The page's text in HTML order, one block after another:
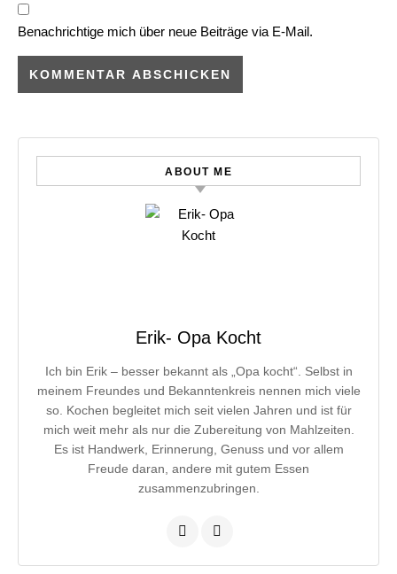
Benachrichtige mich über neue Beiträge via E-Mail.
ABOUT ME
Erik- Opa Kocht
Ich bin Erik – besser bekannt als „Opa kocht“. Selbst in
meinem Freundes und Bekanntenkreis nennen mich viele
so. Kochen begleitet mich seit vielen Jahren und ist für
mich weit mehr als nur die Zubereitung von Mahlzeiten.
Es ist Handwerk, Erinnerung, Genuss und vor allem
Freude daran, andere mit gutem Essen
zusammenzubringen.